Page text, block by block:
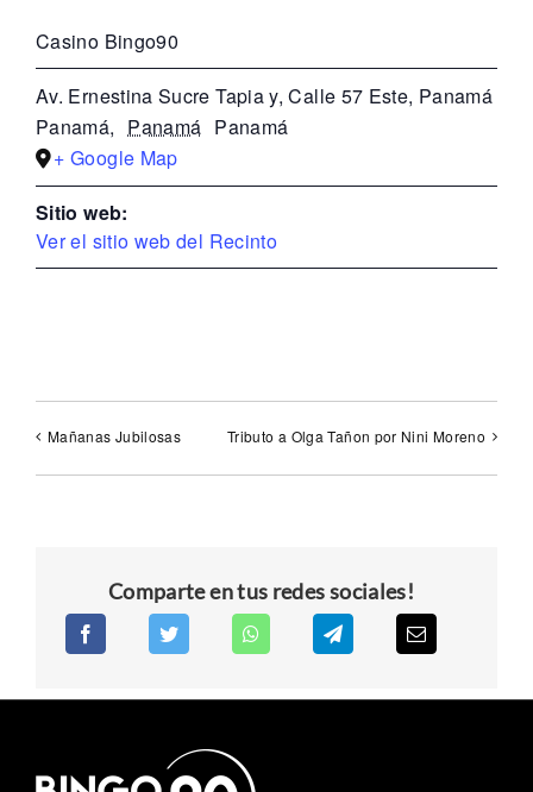
Casino Bingo90
Av. Ernestina Sucre Tapia y, Calle 57 Este, Panamá
Panamá, Panamá Panamá
+ Google Map
Sitio web:
Ver el sitio web del Recinto
Mañanas Jubilosas Tributo a Olga Tañon por Nini Moreno
Comparte en tus redes sociales!